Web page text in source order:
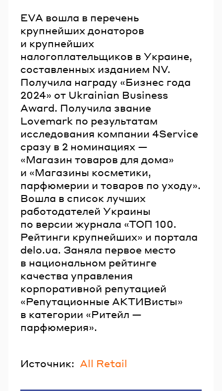
EVA вошла в перечень
крупнейших донаторов
и крупнейших
налогоплательщиков в Украине,
составленных изданием NV.
Получила награду «Бизнес года
2024» от Ukrainian Business
Award. Получила звание
Lovemark по результатам
исследования компании 4Service
сразу в 2 номинациях —
«Магазин товаров для дома»
и «Магазины косметики,
парфюмерии и товаров по уходу».
Вошла в список лучших
работодателей Украины
по версии журнала «ТОП 100.
Рейтинги крупнейших» и портала
delo.ua. Заняла первое место
в национальном рейтинге
качества управления
корпоративной репутацией
«Репутационные АКТИВисты»
в категории «Ритейл —
парфюмерия».
Источник: All Retail